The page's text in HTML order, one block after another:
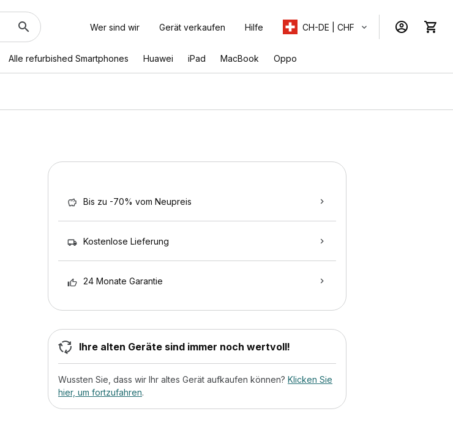
Wer sind wir Gerät verkaufen Hilfe CH-DE | CHF
Alle refurbished Smartphones Huawei iPad MacBook Oppo
Bis zu -70% vom Neupreis
Kostenlose Lieferung
24 Monate Garantie
Ihre alten Geräte sind immer noch wertvoll!
Wussten Sie, dass wir Ihr altes Gerät aufkaufen können? Klicken Sie
hier, um fortzufahren.